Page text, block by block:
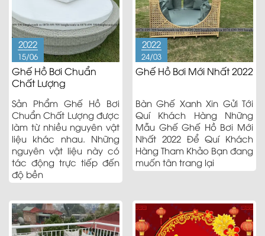
2022
15/06
Ghế Hồ Bơi Chuẩn
Chất Lượng
Sản Phẩm Ghế Hồ Bơi
Chuẩn Chất Lượng được
làm từ nhiều nguyên vật
liệu khác nhau. Những
nguyên vật liệu này có
tác động trực tiếp đến
độ bền
2022
24/03
Ghế Hồ Bơi Mới Nhất 2022
Bàn Ghế Xanh Xin Gửi Tới
Quí Khách Hàng Những
Mẫu Ghế Ghế Hồ Bơi Mới
Nhất 2022 Để Quí Khách
Hàng Tham Khảo Bạn đang
muốn tân trang lại